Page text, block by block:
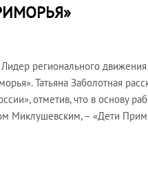
регионального
Татьяна Заболотная
отметив, что в основу
Миклушевским, – «Дети